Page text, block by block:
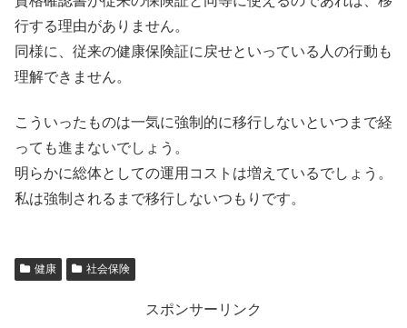
行する理由がありません。
同様に、従来の健康保険証に戻せといっている人の行動も
理解できません。
こういったものは一気に強制的に移行しないといつまで経
っても進まないでしょう。
明らかに総体としての運用コストは増えているでしょう。
私は強制されるまで移行しないつもりです。
健康 社会保険
スポンサーリンク